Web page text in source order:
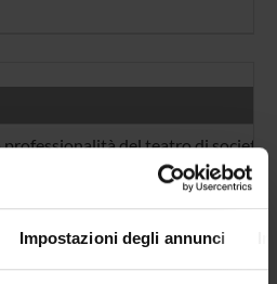
Impostazioni degli annunci
professionalità del teatro di società
generis". L'attività teatrale di
femminili nel Teatro di
the Age of Enlightenment: